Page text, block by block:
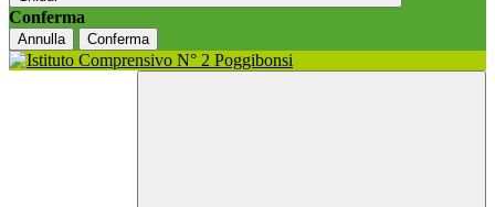
Conferma
Annulla Conferma